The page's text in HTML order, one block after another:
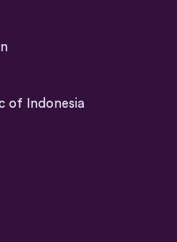
of Indonesia